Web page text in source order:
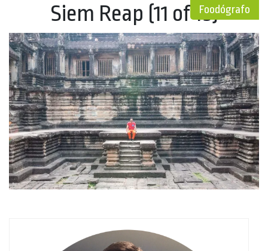
Foodógrafo
Siem Reap (11 of 19)